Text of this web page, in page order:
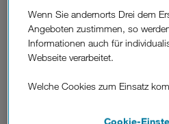
Di 11.8.
Wenn Sie andernorts Drei dem
Angeboten zustimmen, so
Informationen auch für
Webseite verarbeitet.
Welche Cookies zum Einsatz
Cookie-